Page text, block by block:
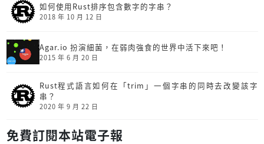
如何使用Rust排序包含數字的字串？
2018 年 10 月 12 日
Agar.io 扮演細菌，在弱肉強食的世界中活下來吧！
2015 年 6 月 20 日
Rust程式語言如何在「trim」一個字串的同時去改變該字
串？
2020 年 9 月 22 日
免費訂閱本站電子報